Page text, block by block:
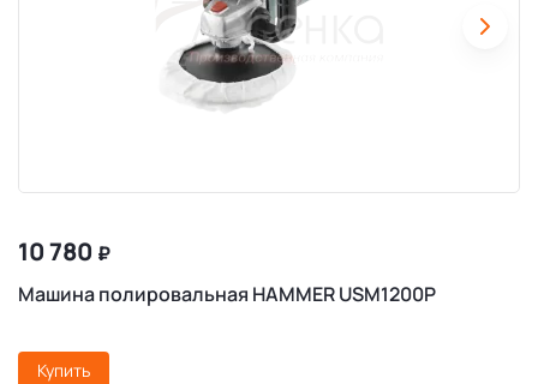
10 780 ₽
Машина полировальная HAMMER USM1200P
Купить